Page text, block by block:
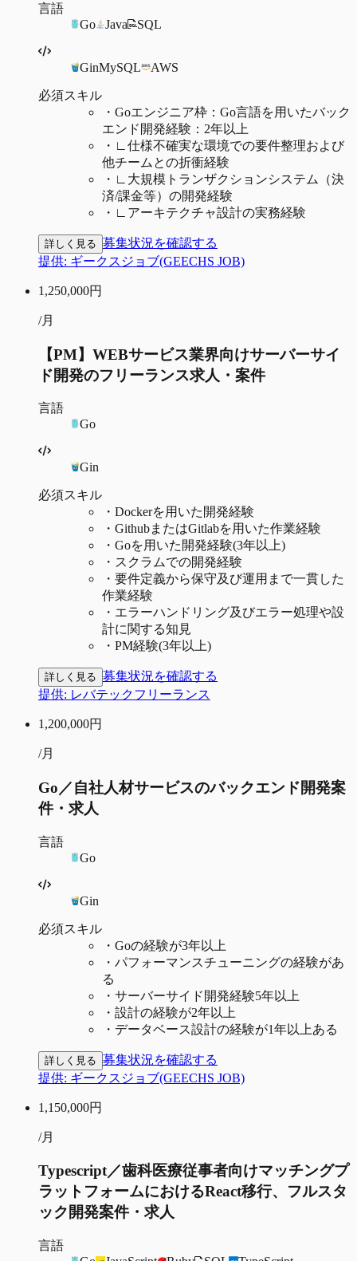
言語
Go
Java SQL
GinMySQL AWS
必須スキル
・ Goエンジニア枠：Go言語を用いたバック
エンド開発経験：2年以上
・ ∟仕様不確実な環境での要件整理および
他チームとの折衝経験
・ ∟大規模トランザクションシステム（決
済/課金等）の開発経験
・ ∟アーキテクチャ設計の実務経験
詳しく見る 募集状況を確認する
提供: ギークスジョブ(GEECHS JOB)
1,250,000円
/月
【PM】WEBサービス業界向けサーバーサイ
ド開発のフリーランス求人・案件
言語
Go
Gin
必須スキル
・ Dockerを用いた開発経験
・ GithubまたはGitlabを用いた作業経験
・ Goを用いた開発経験(3年以上)
・ スクラムでの開発経験
・ 要件定義から保守及び運用まで一貫した
作業経験
・ エラーハンドリング及びエラー処理や設
計に関する知見
・ PM経験(3年以上)
詳しく見る 募集状況を確認する
提供: レバテックフリーランス
1,200,000円
/月
Go／自社人材サービスのバックエンド開発案
件・求人
言語
Go
Gin
必須スキル
・ Goの経験が3年以上
・ パフォーマンスチューニングの経験があ
る
・ サーバーサイド開発経験5年以上
・ 設計の経験が2年以上
・ データベース設計の経験が1年以上ある
詳しく見る 募集状況を確認する
提供: ギークスジョブ(GEECHS JOB)
1,150,000円
/月
Typescript／歯科医療従事者向けマッチングプ
ラットフォームにおけるReact移行、フルスタ
ック開発案件・求人
言語